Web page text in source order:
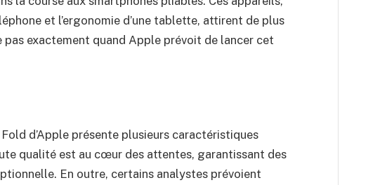
et l’ergonomie d’une tablette, attirent de plus
pas exactement quand Apple prévoit de lancer cet
d’Apple présente plusieurs caractéristiques
qualité est au cœur des attentes, garantissant des
En outre, certains analystes prévoient